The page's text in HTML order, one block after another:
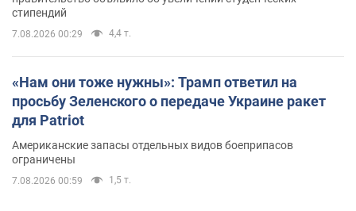
стипендий
7.08.2026 00:29 4,4 т.
«Нам они тоже нужны»: Трамп ответил на
просьбу Зеленского о передаче Украине ракет
для Patriot
Американские запасы отдельных видов боеприпасов
ограничены
7.08.2026 00:59 1,5 т.